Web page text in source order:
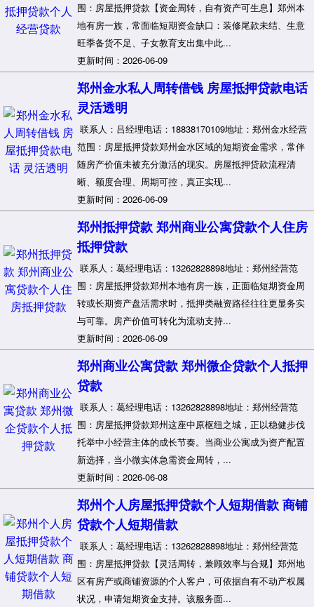
围：房屋抵押贷款【资金周转，自有资产可生息】郑州本
地有房一族，常面临短期资金缺口：装修尾款未结、生意
旺季备货不足、子女教育支出集中此...
更新时间：2026-06-09
郑州金水私人周转借钱 房屋抵押贷款电话
灵活透明
联系人：吕经理电话：18838170109地址：郑州金水经营
范围：房屋抵押贷款郑州金水区域的短期资金需求，常伴
随房产价值未被充分激活的现实。房屋抵押贷款流程清
晰、额度合理、周期可控，真正实现...
更新时间：2026-06-09
郑州抵押贷款 郑州商业公寓贷款个人住房
抵押贷款
联系人：葛经理电话：13262828898地址：郑州经营范
围：房屋抵押贷款郑州本地有房一族，正面临短期资金周
转或长期资产盘活需求时，抵押类融资路径往往更显务实
与可靠。房产价值可转化为流动支持...
更新时间：2026-06-09
郑州商业公寓贷款 郑州微企贷款个人抵押
贷款
联系人：葛经理电话：13262828898地址：郑州经营范
围：房屋抵押贷款郑州这座中原枢纽之城，正以稳健步伐
托举中小经营主体的成长节奏。当商业公寓成为资产配置
新选择，当小微实体急需资金周转，...
更新时间：2026-06-08
郑州个人房屋抵押贷款个人短期借款 商铺
贷款个人短期借款
联系人：葛经理电话：13262828898地址：郑州经营范
围：房屋抵押贷款【灵活周转，兼顾效率与合规】郑州地
区有房产或商铺资源的个人客户，可依据自有不动产权属
状况，申请短期资金支持。该服务面...